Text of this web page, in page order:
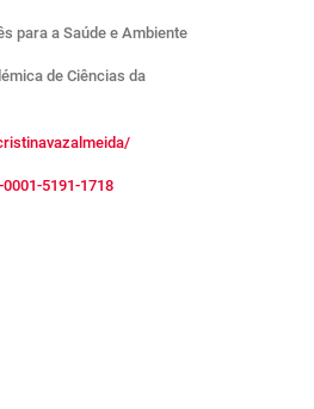
para a Saúde e Ambiente
de Ciências da
5191-1718